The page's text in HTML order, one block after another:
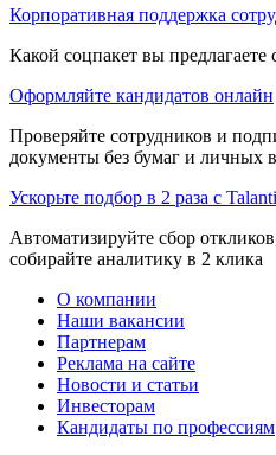
Корпоративная поддержка
Какой соцпакет вы
Оформляйте кандидатов онлайн
Проверяйте сотрудников и
документы без бумаг и личных
Ускорьте подбор в 2 раза с
Автоматизируйте сбор
собирайте аналитику в 2 клика
О компании
Наши вакансии
Партнерам
Реклама на сайте
Новости и статьи
Инвесторам
Кандидаты по профессиям